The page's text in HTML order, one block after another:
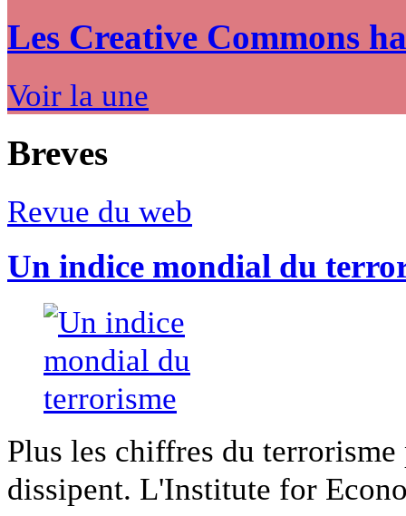
Les Creative Commons
Voir la une
Breves
Revue du web
Un indice mondial du
Plus les chiffres du
dissipent. L'Institute for